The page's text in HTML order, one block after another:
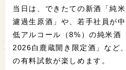
当日は、できたての新酒「純
濾過生原酒」や、若手社員が
低アルコール（8%）の純米酒
2026白鹿蔵開き限定酒」など
の有料試飲が楽しめます。